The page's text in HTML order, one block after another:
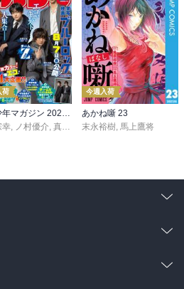
荷
週刊少年マガジン 2026年36・37号[2026年8月5日発売]
幸, ノ村優介, 真島ヒロ ,宮島礼吏,新川直司
今週入荷
あかね噺 23
末永裕樹, 馬上鷹将